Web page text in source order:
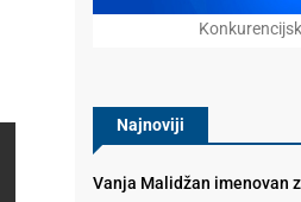
Najnoviji
Vanja Malidžan imenovan